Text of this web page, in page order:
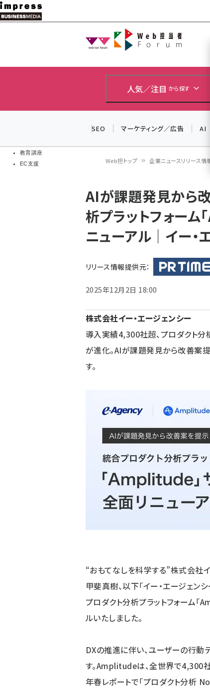
メ
イ
教育講座
EC支援
Web担
人気／注目 から探す
SEO マーケティング／広告 AI
ン
く
ず
Web担トップ 企業ニュースリリース情報
AIが課題発見から
析プラットフォーム
ニューアル｜イー・
リリース情報提供元：
2025年12月2日 18:00
株式会社イー・エージェンシー
導入実績4,300社超、プロダクト分
が進化。AIが課題発見から改善案
す。
“おもてなしを科学する”株式会社
甲斐真樹、以下「イー・エージェン
プロダクト分析プラットフォーム「
ルいたしました。
DXの推進に伴い、ユーザーの行
す。Amplitudeは、全世界で4,300
年春レポートで「プロダクト分析